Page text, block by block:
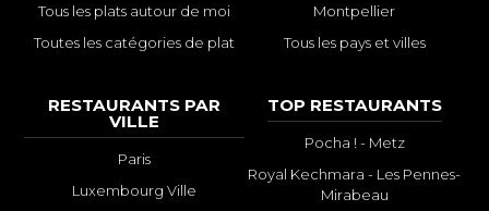
Tous les plats autour de moi
Toutes les catégories de plat
Montpellier
Tous les pays et villes
RESTAURANTS PAR
VILLE
Paris
Luxembourg Ville
TOP RESTAURANTS
Pocha ! - Metz
Royal Kechmara - Les Pennes-
Mirabeau